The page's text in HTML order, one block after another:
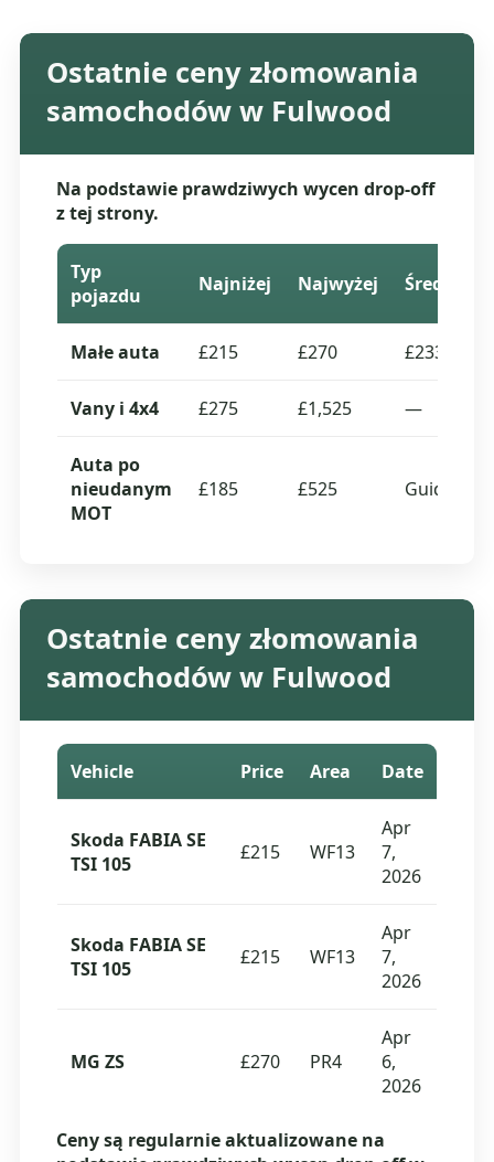
Ostatnie ceny złomowania
samochodów w Fulwood
Na podstawie prawdziwych wycen drop-off
z tej strony.
Typ
pojazdu
Najniżej Najwyżej Średnia
Małe auta £215 £270 £233
Vany i 4x4 £275 £1,525 —
Auta po
nieudanym
MOT
£185 £525 Guide
Ostatnie ceny złomowania
samochodów w Fulwood
Vehicle Price Area Date
Skoda FABIA SE
TSI 105
£215 WF13
Apr
7,
2026
Skoda FABIA SE
TSI 105
£215 WF13
Apr
7,
2026
MG ZS £270 PR4
Apr
6,
2026
Ceny są regularnie aktualizowane na